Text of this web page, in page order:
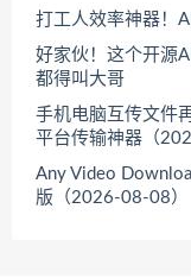
打工人效率神器！
好家伙！这个开源
都得叫大哥
手机电脑互传文件
平台传输神器（
Any Video
版（2026-08-08）